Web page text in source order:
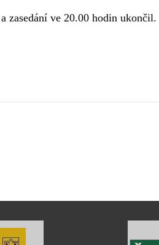
zasedání ve 20.00 hodin ukončil.